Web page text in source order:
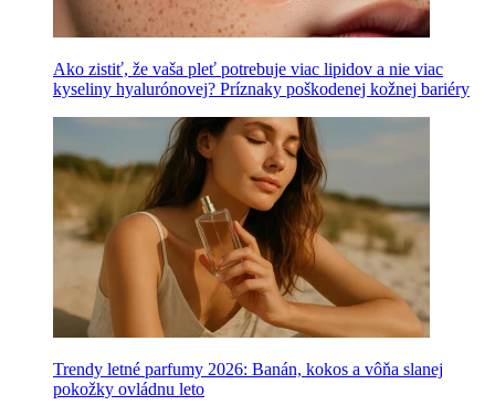
Ako zistiť, že vaša pleť potrebuje viac lipidov a nie viac
kyseliny hyalurónovej? Príznaky poškodenej kožnej bariéry
Trendy letné parfumy 2026: Banán, kokos a vôňa slanej
pokožky ovládnu leto